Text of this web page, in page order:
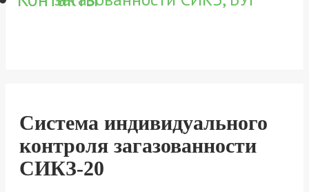
Система индивидуального
контроля загазованности
СИКЗ-20